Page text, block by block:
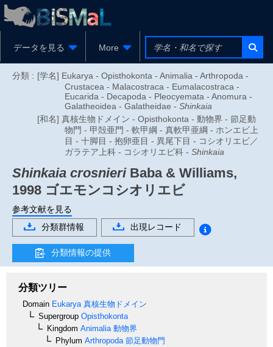
データを見る More
分類 : [学名] Eukarya - Opisthokonta - Animalia - Arthropoda -
Crustacea - Malacostraca - Eumalacostraca -
Eucarida - Decapoda - Pleocyemata - Anomura -
Galatheoidea - Galatheidae - Shinkaia
[和名] 真核生物ドメイン - Opisthokonta - 動物界 - 節足動
物門 - 甲殻亜門 - 軟甲綱 - 真軟甲亜綱 - ホンエビ上
目 - 十脚目 - 抱卵亜目 - 異尾下目 - コシオリエビ／
ガラテア上科 - コシオリエビ科 - Shinkaia
Shinkaia crosnieriBaba & Williams,
1998 ゴエモンコシオリエビ
参考文献を見る
分類群情報
出現レコード
分類情報の提供
分類ツリー
Domain Eukarya 真核生物ドメイン
Supergroup Opisthokonta
Kingdom Animalia 動物界
Phylum Arthropoda 節足動物門